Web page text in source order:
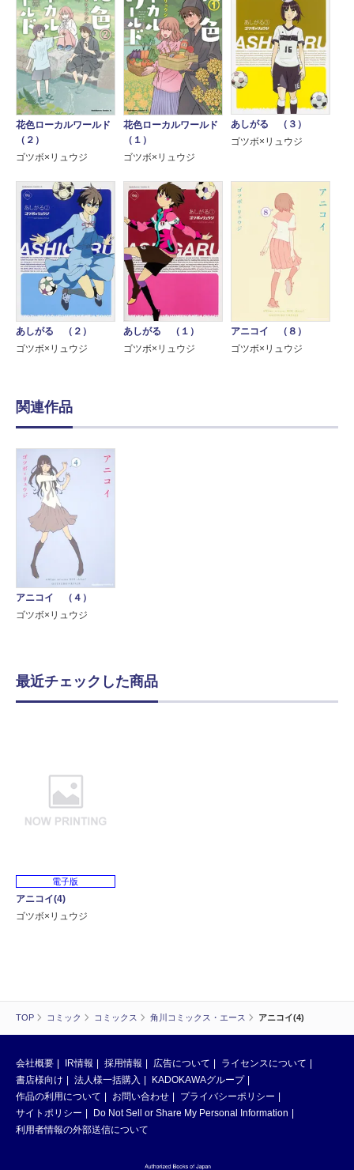
TOP コミック コミックス 角川コミックス・エース アニコイ(4)
花色ローカルワールド
（２）
ゴツボ×リュウジ
花色ローカルワールド
（１）
ゴツボ×リュウジ
あしがる （３）
ゴツボ×リュウジ
あしがる （２）
ゴツボ×リュウジ
あしがる （１）
ゴツボ×リュウジ
アニコイ （８）
ゴツボ×リュウジ
関連作品
アニコイ （４）
ゴツボ×リュウジ
最近チェックした商品
電子版
アニコイ(4)
ゴツボ×リュウジ
会社概要 IR情報 採用情報 広告について
ライセンスについて
書店様向け
法人様一括購入
KADOKAWAグループ
作品の利用について
お問い合わせ
プライバシーポリシー
サイトポリシー
Do Not Sell or Share My Personal Information
利用者情報の外部送信について